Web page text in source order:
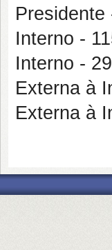
Interno -
Interno -
Externa à
Externa à